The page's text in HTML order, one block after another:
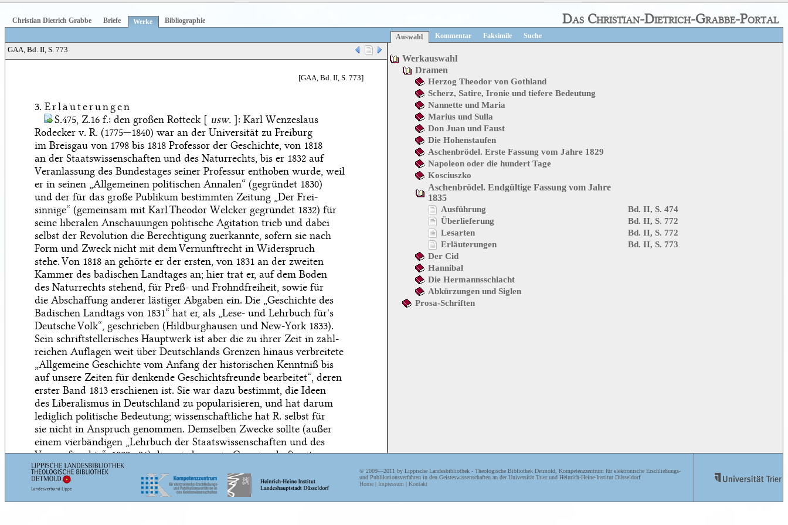
Das Christian-Dietrich-Grabbe-Portal
Christian Dietrich Grabbe Briefe Werke
Bibliographie
Auswahl
Kommentar Faksimile Suche
GAA, Bd. II, S. 773
[GAA, Bd. II, S. 773]
3. Erläuterungen
S.475, Z.16 f.: den großen Rotteck [ usw. ]: Karl Wenzeslaus
Rodecker v. R. (1775—1840) war an der Universität zu Freiburg
im Breisgau von 1798 bis 1818 Professor der Geschichte, von 1818
an der Staatswissenschaften und des Naturrechts, bis er 1832 auf
Veranlassung des Bundestages seiner Professur enthoben wurde, weil
er in seinen „Allgemeinen politischen Annalen“ (gegründet 1830)
und der für das große Publikum bestimmten Zeitung „Der Frei-
sinnige“ (gemeinsam mit Karl Theodor Welcker gegründet 1832) für
seine liberalen Anschauungen politische Agitation trieb und dabei
selbst der Revolution die Berechtigung zuerkannte, sofern sie nach
Form und Zweck nicht mit dem Vernunftrecht in Widerspruch
stehe. Von 1818 an gehörte er der ersten, von 1831 an der zweiten
Kammer des badischen Landtages an; hier trat er, auf dem Boden
des Naturrechts stehend, für Preß- und Frohndfreiheit, sowie für
die Abschaffung anderer lästiger Abgaben ein. Die „Geschichte des
Badischen Landtags von 1831“ hat er, als „Lese- und Lehrbuch für's
Deutsche Volk“, geschrieben (Hildburghausen und New-York 1833).
Sein schriftstellerisches Hauptwerk ist aber die zu ihrer Zeit in zahl-
reichen Auflagen weit über Deutschlands Grenzen hinaus verbreitete
„Allgemeine Geschichte vom Anfang der historischen Kenntniß bis
auf unsere Zeiten für denkende Geschichtsfreunde bearbeitet“, deren
erster Band 1813 erschienen ist. Sie war dazu bestimmt, die Ideen
des Liberalismus in Deutschland zu popularisieren, und hat darum
lediglich politische Bedeutung; wissenschaftliche hat R. selbst für
sie nicht in Anspruch genommen. Demselben Zwecke sollte (außer
einem vierbändigen „Lehrbuch der Staatswissenschaften und des
Vernunftrechts“, 1829—36) die, wiederum in Gemeinschaft mit
Welcker unter dem Titel „Staats-Lexikon“ unternommene „Encyklo-
pädie der Staatswissenschaften“ dienen, von der 1835 die beiden
ersten Bände vorlagen.
S.476, Z.9:Sodomsäpfel: Siehe die
Anm. zu S. 242, Z. 40.
Werkauswahl
Dramen
Herzog Theodor von Gothland
Scherz, Satire, Ironie und tiefere Bedeutung
Nannette und Maria
Marius und Sulla
Don Juan und Faust
Die Hohenstaufen
Aschenbrödel. Erste Fassung vom Jahre 1829
Napoleon oder die hundert Tage
Kosciuszko
Aschenbrödel. Endgültige Fassung vom Jahre
1835
Ausführung
Bd. II, S. 474
Überlieferung
Bd. II, S. 772
Lesarten
Bd. II, S. 772
Erläuterungen
Bd. II, S. 773
Der Cid
Hannibal
Die Hermannsschlacht
Abkürzungen und Siglen
Prosa-Schriften
© 2009—2011 by Lippische Landesbibliothek - Theologische Bibliothek Detmold, Kompetenzzentrum für elektronische Erschließungs-
und Publikationsverfahren in den Geisteswissenschaften an der Universität Trier und Heinrich-Heine-Institut Düsseldorf
Home | Impressum | Kontakt